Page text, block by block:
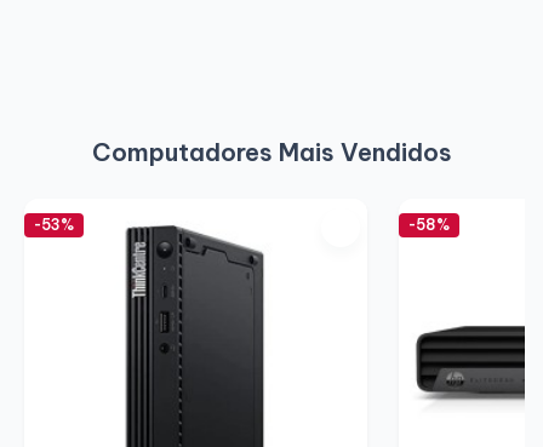
Computadores Mais Vendidos
-53% -58%